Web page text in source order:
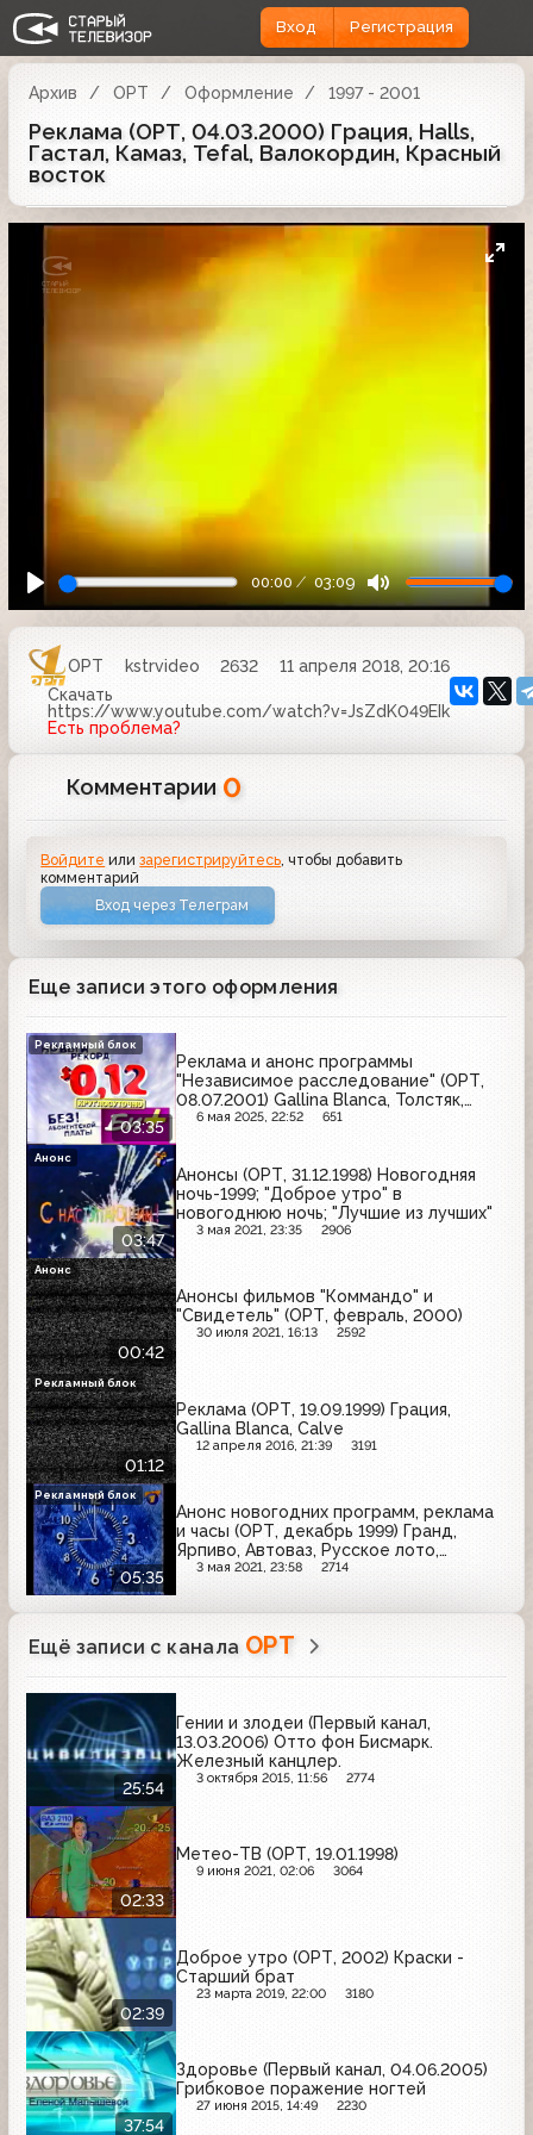
Вход Регистрация
Архив ОРТ Оформление 1997 - 2001
Реклама (ОРТ, 04.03.2000) Грация, Halls,
Гастал, Камаз, Tefal, Валокордин, Красный
восток
00:00 03:09
ОРТ kstrvideo 2632
11 апреля 2018, 20:16
Скачать
https://www.youtube.com/watch?v=JsZdK049EIk
Есть проблема?
Комментарии 0
Войдите илизарегистрируйтесь, чтобы добавить
комментарий
Вход через Телеграм
Еще записи этого оформления
03:35
Реклама и анонс программы
"Независимое расследование" (ОРТ,
08.07.2001) Gallina Blanca, Толстяк,
Schauma, Алюминиевая банка, Домик в
6 мая 2025, 22:52 651
Рекламный блок
03:47
Анонсы (ОРТ, 31.12.1998) Новогодняя
ночь-1999; "Доброе утро" в
новогоднюю ночь; "Лучшие из лучших"
3 мая 2021, 23:35 2906
Анонс
00:42
Анонсы фильмов "Коммандо" и
"Свидетель" (ОРТ, февраль, 2000)
30 июля 2021, 16:13 2592
Анонс
01:12
Реклама (ОРТ, 19.09.1999) Грация,
Gallina Blanca, Calve
12 апреля 2016, 21:39 3191
Рекламный блок
05:35
Анонс новогодних программ, реклама
и часы (ОРТ, декабрь 1999) Гранд,
Ярпиво, Автоваз, Русское лото,
Safeguard, МТС, Банк Москвы,
3 мая 2021, 23:58 2714
Рекламный блок
Ещё записи с канала ОРТ
25:54
Гении и злодеи (Первый канал,
13.03.2006) Отто фон Бисмарк.
Железный канцлер.
3 октября 2015, 11:56 2774
02:33
Метео-ТВ (ОРТ, 19.01.1998)
9 июня 2021, 02:06 3064
02:39
Доброе утро (ОРТ, 2002) Краски -
Старший брат
23 марта 2019, 22:00 3180
37:54
Здоровье (Первый канал, 04.06.2005)
Грибковое поражение ногтей
27 июня 2015, 14:49 2230